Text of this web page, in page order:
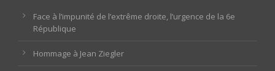
Face à l’impunité de l’extrême droite, l’urgence de la 6e
République
Hommage à Jean Ziegler